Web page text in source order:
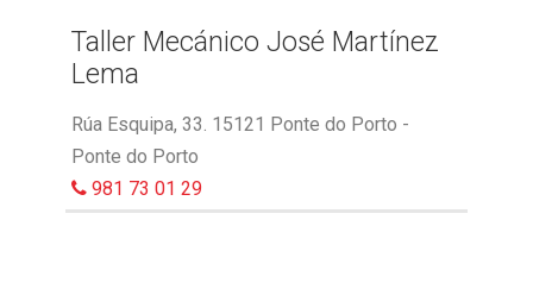
Taller Mecánico José Martínez
Lema
Rúa Esquipa, 33. 15121 Ponte do Porto -
Ponte do Porto
981 73 01 29